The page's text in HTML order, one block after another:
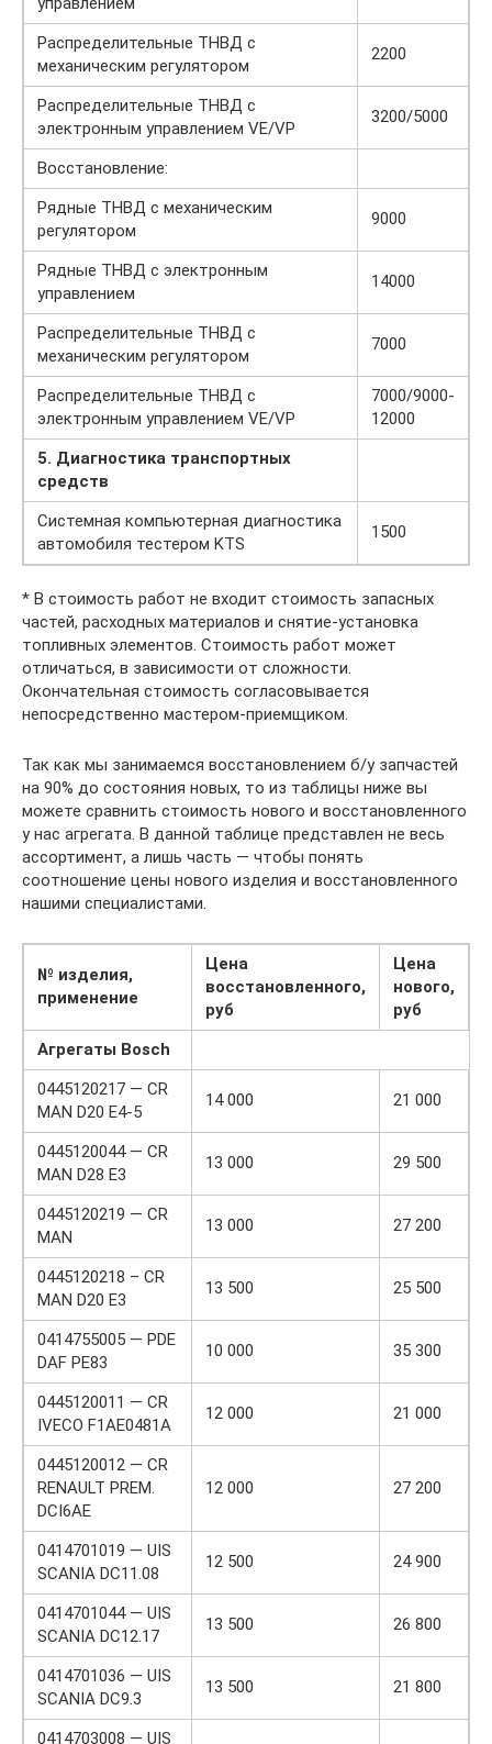
Распределительные ТНВД с
механическим регулятором
2200
Распределительные ТНВД с
электронным управлением VE/VP
3200/5000
Восстановление:
Рядные ТНВД с механическим
регулятором
9000
Рядные ТНВД с электронным
управлением
14000
Распределительные ТНВД с
механическим регулятором
7000
Распределительные ТНВД с
электронным управлением VE/VP
7000/9000-
12000
5. Диагностика транспортных
средств
Системная компьютерная диагностика
автомобиля тестером KTS
1500
* В стоимость работ не входит стоимость запасных
частей, расходных материалов и снятие-установка
топливных элементов. Стоимость работ может
отличаться, в зависимости от сложности.
Окончательная стоимость согласовывается
непосредственно мастером-приемщиком.
Так как мы занимаемся восстановлением б/у запчастей
на 90% до состояния новых, то из таблицы ниже вы
можете сравнить стоимость нового и восстановленного
у нас агрегата. В данной таблице представлен не весь
ассортимент, а лишь часть — чтобы понять
соотношение цены нового изделия и восстановленного
нашими специалистами.
№ изделия,
применение
Цена
восстановленного,
руб
Цена
нового,
руб
Агрегаты Bosch
0445120217 — CR
MAN D20 E4-5
14 000 21 000
0445120044 — CR
MAN D28 E3
13 000 29 500
0445120219 — CR
MAN
13 000 27 200
0445120218 – CR
MAN D20 E3
13 500 25 500
0414755005 — PDE
DAF PE83
10 000 35 300
0445120011 — CR
IVECO F1AE0481A
12 000 21 000
0445120012 — CR
RENAULT PREM.
DCI6AE
12 000 27 200
0414701019 — UIS
SCANIA DC11.08
12 500 24 900
0414701044 — UIS
SCANIA DC12.17
13 500 26 800
0414701036 — UIS
SCANIA DC9.3
13 500 21 800
0414703008 — UIS